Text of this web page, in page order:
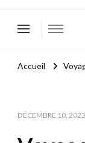
Accueil
DÉCEMBRE 10, 2023